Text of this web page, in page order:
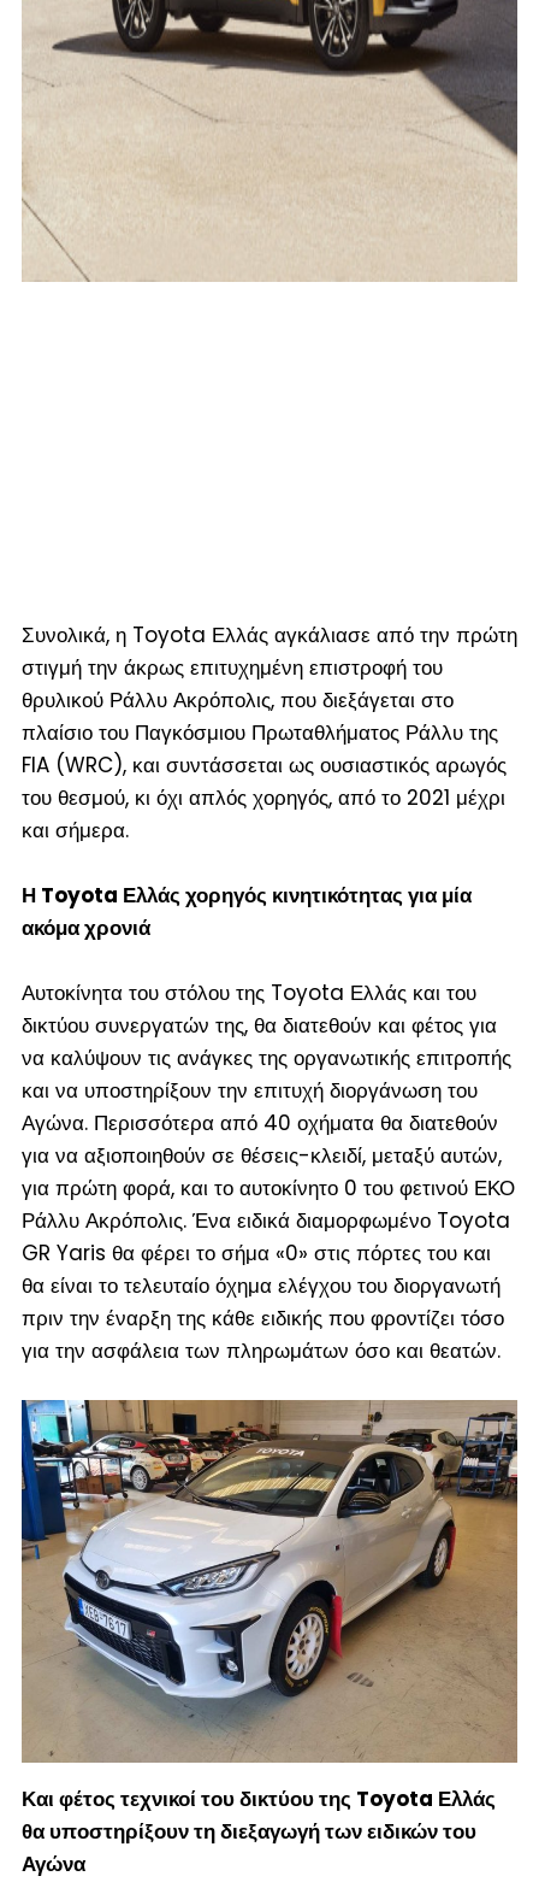
Συνολικά, η Toyota Ελλάς αγκάλιασε από την πρώτη
στιγμή την άκρως επιτυχημένη επιστροφή του
θρυλικού Ράλλυ Ακρόπολις, που διεξάγεται στο
πλαίσιο του Παγκόσμιου Πρωταθλήματος Ράλλυ της
FIA (WRC), και συντάσσεται ως ουσιαστικός αρωγός
του θεσμού, κι όχι απλός χορηγός, από το 2021 μέχρι
και σήμερα.
Η Toyota Ελλάς χορηγός κινητικότητας για μία
ακόμα χρονιά
Αυτοκίνητα του στόλου της Toyota Ελλάς και του
δικτύου συνεργατών της, θα διατεθούν και φέτος για
να καλύψουν τις ανάγκες της οργανωτικής επιτροπής
και να υποστηρίξουν την επιτυχή διοργάνωση του
Αγώνα. Περισσότερα από 40 οχήματα θα διατεθούν
για να αξιοποιηθούν σε θέσεις-κλειδί, μεταξύ αυτών,
για πρώτη φορά, και το αυτοκίνητο 0 του φετινού ΕΚΟ
Ράλλυ Ακρόπολις. Ένα ειδικά διαμορφωμένο Toyota
GR Yaris θα φέρει το σήμα «0» στις πόρτες του και
θα είναι το τελευταίο όχημα ελέγχου του διοργανωτή
πριν την έναρξη της κάθε ειδικής που φροντίζει τόσο
για την ασφάλεια των πληρωμάτων όσο και θεατών.
Και φέτος τεχνικοί του δικτύου της Toyota Ελλάς
θα υποστηρίξουν τη διεξαγωγή των ειδικών του
Αγώνα